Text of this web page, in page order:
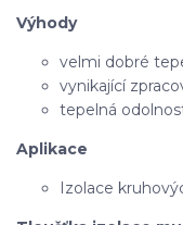
Výhody
velmi dobré
vynikající
tepelná
Aplikace
Izolace